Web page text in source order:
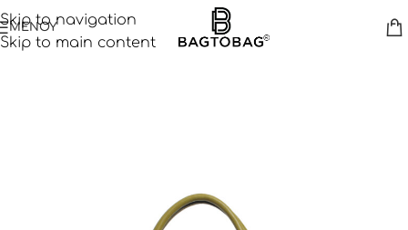
Skip to navigation
Skip to main content
ΜΕΝΟΥ